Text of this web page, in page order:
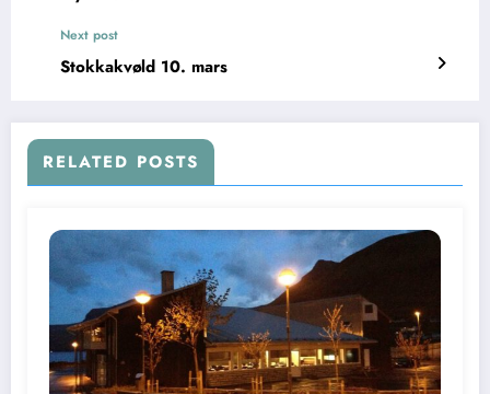
Next post
Stokkakvøld 10. mars
RELATED POSTS